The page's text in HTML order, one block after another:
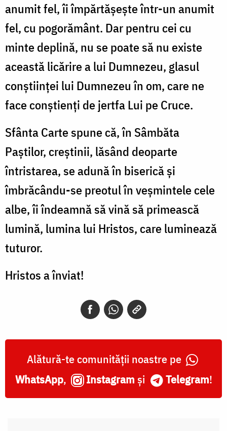
anumit fel, îi împărtăşeşte într-un anumit
fel, cu pogorământ. Dar pentru cei cu
minte deplină, nu se poate să nu existe
această licărire a lui Dumnezeu, glasul
conştiinţei lui Dumnezeu în om, care ne
face conştienţi de jertfa Lui pe Cruce.
Sfânta Carte spune că, în Sâmbăta
Paştilor, creştinii, lăsând deoparte
întristarea, se adună în biserică şi
îmbrăcându-se preotul în veşmintele cele
albe, îi îndeamnă să vină să primească
lumină, lumina lui Hristos, care luminează
tuturor.
Hristos a înviat!
Alătură-te comunității noastre pe
WhatsApp, Instagram și Telegram!